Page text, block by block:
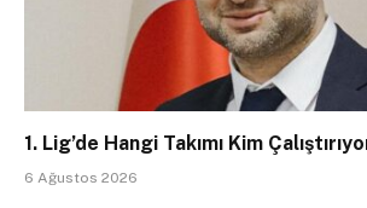
1. Lig’de Hangi Takımı Kim
6 Ağustos 2026